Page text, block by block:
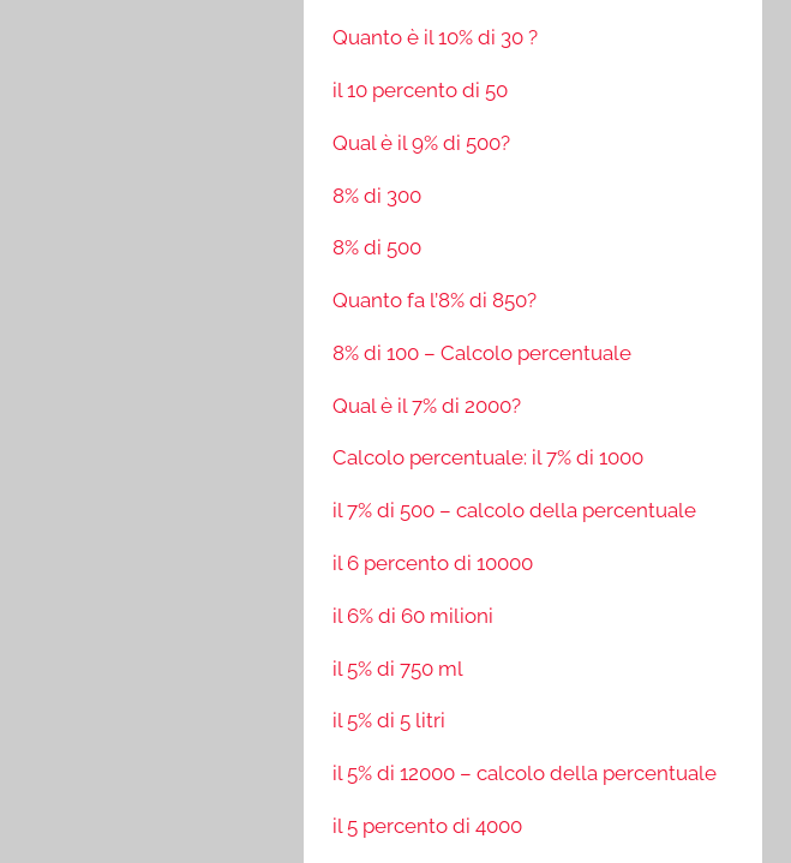
Quanto è il 10% di 30 ?
il 10 percento di 50
Qual è il 9% di 500?
8% di 300
8% di 500
Quanto fa l’8% di 850?
8% di 100 – Calcolo percentuale
Qual è il 7% di 2000?
Calcolo percentuale: il 7% di 1000
il 7% di 500 – calcolo della percentuale
il 6 percento di 10000
il 6% di 60 milioni
il 5% di 750 ml
il 5% di 5 litri
il 5% di 12000 – calcolo della percentuale
il 5 percento di 4000